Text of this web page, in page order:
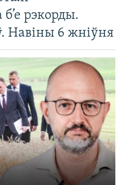
рэкорды.
Навіны 6 жніўня